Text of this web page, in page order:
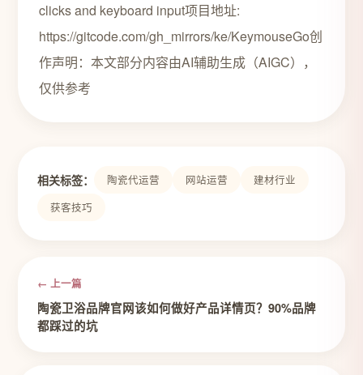
clicks and keyboard input项目地址:
https://gitcode.com/gh_mirrors/ke/KeymouseGo创
作声明：本文部分内容由AI辅助生成（AIGC），
仅供参考
相关标签： 陶瓷代运营 网站运营
建材行业
获客技巧
← 上一篇
陶瓷卫浴品牌官网该如何做好产品详情页？90%品牌
都踩过的坑